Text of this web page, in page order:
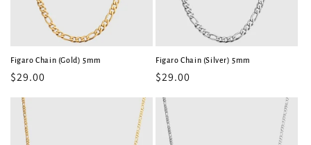
Figaro Chain (Gold) 5mm
常
$29.00
Figaro Chain (Silver) 5mm
常
价
格
$29.00